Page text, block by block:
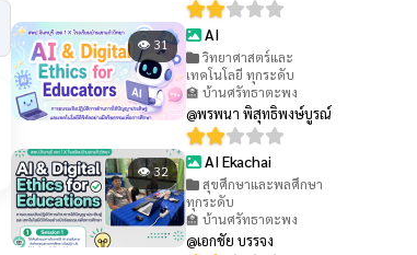
👁 31 AI
วิทยาศาสตร์และ
เทคโนโลยี ทุกระดับ
🏫 บ้านศรัทธาตะพง
@พรพนา พิสุทธิพงษ์บูรณ์
👁 32 AI Ekachai
สุขศึกษาและพลศึกษา
ทุกระดับ
🏫 บ้านศรัทธาตะพง
@เอกชัย บรรจง